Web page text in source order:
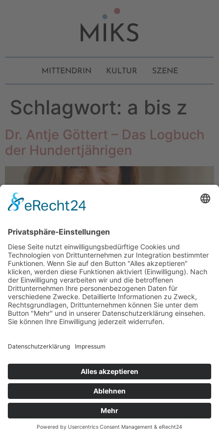
MITTENDRIN KULTUR SZENE
Schlagwort: a bis z
Dr. Antje Göttert – Das Logbuch
der Hundertjährigen
Mit geballter Fachkompetenz und erfrischender
zwischen spannender Wissenschaft, berauschender
Datenschutzerklärung
© MIKS Magazin 2026